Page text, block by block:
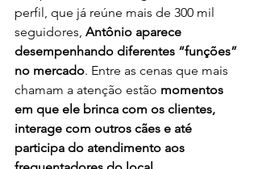
perfil, que já reúne mais de 300 mil
seguidores, Antônio aparece
desempenhando diferentes “funções”
no mercado. Entre as cenas que mais
chamam a atenção estão momentos
em que ele brinca com os clientes,
interage com outros cães e até
participa do atendimento aos